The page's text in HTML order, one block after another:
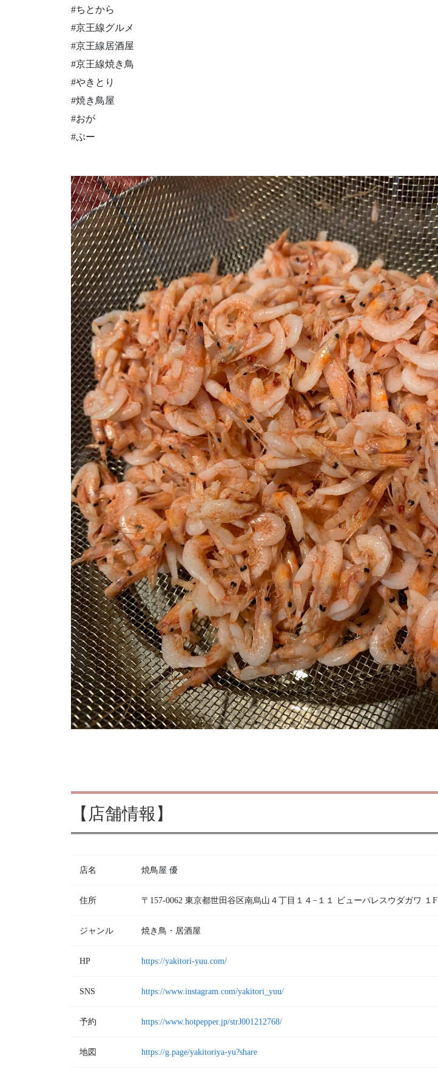
#ちとから
#京王線グルメ
#京王線居酒屋
#京王線焼き鳥
#やきとり
#焼き鳥屋
#おが
#ぷー
【店舗情報】
店名 焼鳥屋 優
住所 〒157-0062 東京都世田谷区南烏山４丁目１４−１１ ビューパレスウダガワ １F
ジャンル 焼き鳥・居酒屋
HP https://yakitori-yuu.com/
SNS https://www.instagram.com/yakitori_yuu/
予約 https://www.hotpepper.jp/strJ001212768/
地図 https://g.page/yakitoriya-yu?share